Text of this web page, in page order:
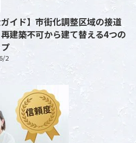
ガイド】市街化調整区域の接道
建築不可から建て替える4つの
2